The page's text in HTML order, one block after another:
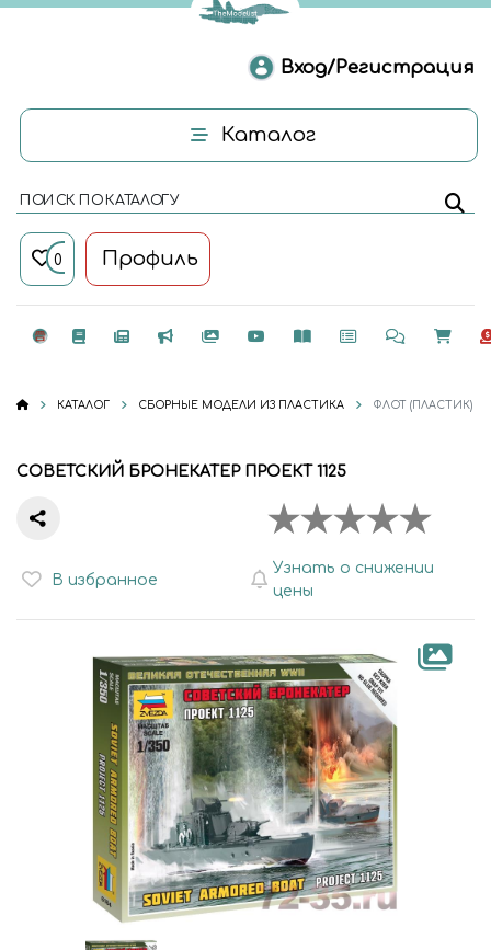
Вход/Регистрация
Каталог
ПОИСК ПО КАТАЛОГУ
0 Профиль
КАТАЛОГ СБОРНЫЕ МОДЕЛИ ИЗ ПЛАСТИКА ФЛОТ (ПЛАСТИК)
СОВЕТСКИЙ БРОНЕКАТЕР ПРОЕКТ 1125
В избранное
Узнать о снижении
цены